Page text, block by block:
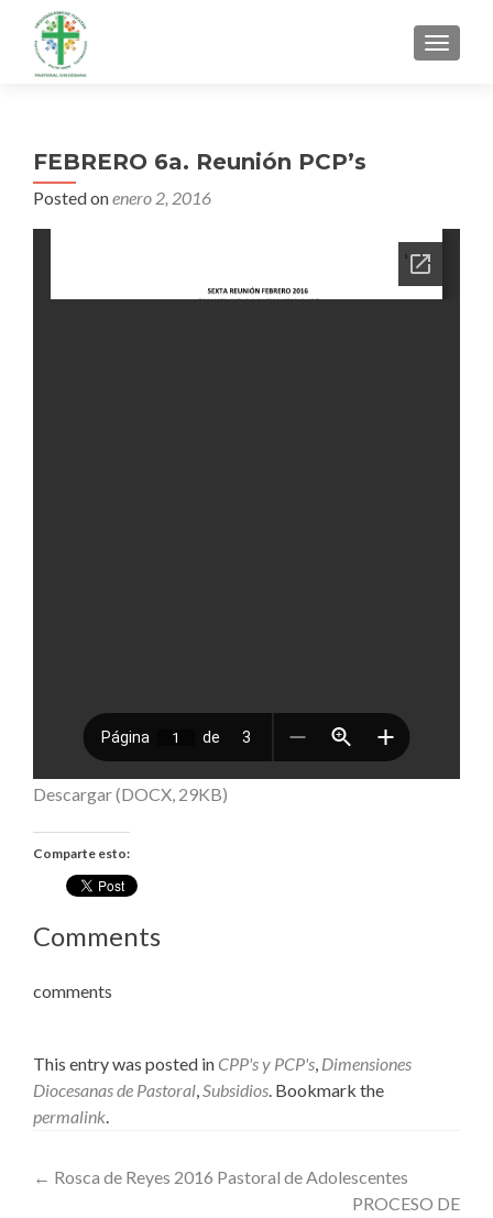
MENU
FEBRERO 6a. Reunión PCP’s
Posted onenero 2, 2016
Descargar (DOCX, 29KB)
Comparte esto:
Comments
comments
This entry was posted in CPP's y PCP's, Dimensiones
Diocesanas de Pastoral,Subsidios. Bookmark the
permalink.
Post
← Rosca de Reyes 2016 Pastoral de Adolescentes
PROCESO DE